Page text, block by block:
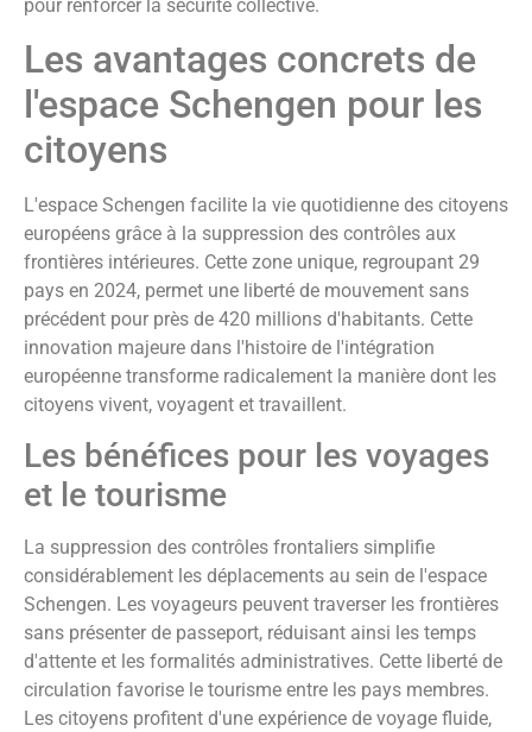
pour renforcer la sécurité collective.
Les avantages concrets de
l'espace Schengen pour les
citoyens
L'espace Schengen facilite la vie quotidienne des citoyens
européens grâce à la suppression des contrôles aux
frontières intérieures. Cette zone unique, regroupant 29
pays en 2024, permet une liberté de mouvement sans
précédent pour près de 420 millions d'habitants. Cette
innovation majeure dans l'histoire de l'intégration
européenne transforme radicalement la manière dont les
citoyens vivent, voyagent et travaillent.
Les bénéfices pour les voyages
et le tourisme
La suppression des contrôles frontaliers simplifie
considérablement les déplacements au sein de l'espace
Schengen. Les voyageurs peuvent traverser les frontières
sans présenter de passeport, réduisant ainsi les temps
d'attente et les formalités administratives. Cette liberté de
circulation favorise le tourisme entre les pays membres.
Les citoyens profitent d'une expérience de voyage fluide,